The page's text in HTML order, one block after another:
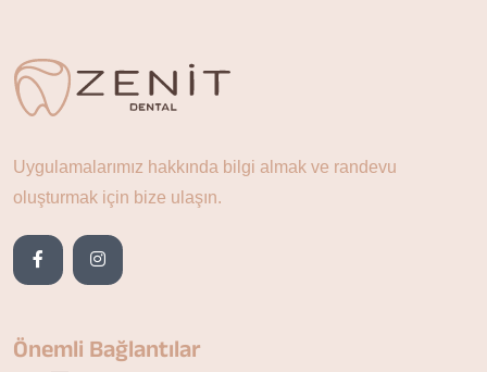
Uygulamalarımız hakkında bilgi almak ve randevu
oluşturmak için bize ulaşın.
Önemli Bağlantılar